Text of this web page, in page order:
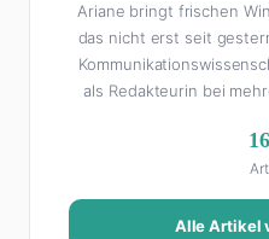
Ariane bringt frischen
das nicht erst seit
als Redakteurin bei
Als Lifestyle-Redakteurin
das Leben schöner
Reise-Tipps über
Beziehungsratgebern,
Alle Artikel